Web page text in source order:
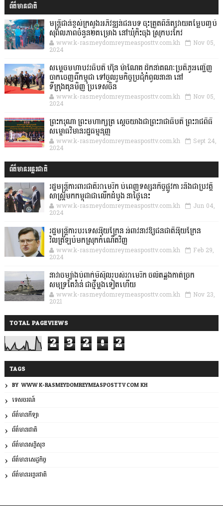
ព័ត៌មានជាតិ
មន្ត្រីជាន់ខ្ពស់ក្រសួងអភិវឌ្ឍន៍ជនបទ ចុះត្រួតពិនិត្យវាយតម្លៃបញ្ចប់
សុពលភាពចំនួន២គម្រោង នៅឃុំកិះចុង ស្រុកបរកែវ
www.k-rasmeydomreymeasposttv.com.kh Nov 05,
2024
សម្តេចមហាបវរធិបតី ហ៊ុន ម៉ាណែត ដឹកនាំគណៈប្រតិភូអញ្ជើញ
ចាកចេញពីកម្ពុជា ទៅចូលរួមកិច្ចប្រជុំកំពូលនានា នៅ
ទីក្រុងគុនមិញ ប្រទេសចិន
www.k-rasmeydomreymeasposttv.com.kh Nov 05,
2024
ព្រះករុណា ព្រះមហាក្សត្រ ស្តេចយាងជាព្រះរាជាធិបតី ព្រះរាជពិធី
សម្ពោធវិមានរដ្ឋធម្មនុញ្ញ
www.k-rasmeydomreymeasposttv.com.kh Sept 24,
2024
ព័ត៌មានអន្តរជាតិ
រដ្ឋមន្រ្តីការពារជាតិអាមេរិក បំពេញទស្សនកិច្ចផ្លូវកា រនិងជាប្រវត្តិ
សាស្រ្តមកកម្ពុជាជាលើកដំបូង នាថ្ងៃនេះ
www.k-rasmeydomreymeasposttv.com.kh Jun 04,
2024
រដ្ឋមន្ត្រីការបរទេសអ៊ុយក្រែន អំពាវនាវឱ្យជនជាតិអ៊ុយក្រែន
វិលត្រឡប់មកស្រុកកំណើតវិញ
www.k-rasmeydomreymeasposttv.com.kh Feb 29,
2024
នាវាចម្បាំងបំពាក់មីស៊ីលរបស់អាមេរិក ចល័តឆ្លងកាត់ច្រក
សមុទ្រតៃវ៉ាន់ ជាថ្មីម្តងទៀតហើយ
www.k-rasmeydomreymeasposttv.com.kh Nov 23,
2021
TOTAL PAGEVIEWS
2 3 2 0 2
TAGS
BY: WWW.K-RASMEYDOMREYMEASPOSTTV.COM.KH
ទេសចរណ៍
ព័ត៌មានកីឡា
ព័ត៌មានជាតិ
ព័ត៌មានសន្តិសុខ
ព័ត៌មានសេដ្ឋកិច្ច
ព័ត៌មានអន្តរជាតិ